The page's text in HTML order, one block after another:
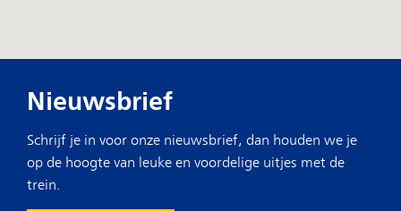
Nieuwsbrief
Schrijf je in voor onze nieuwsbrief, dan houden we je
op de hoogte van leuke en voordelige uitjes met de
trein.